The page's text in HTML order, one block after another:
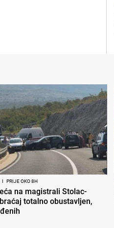
I PRIJE OKO 8H
na magistrali Stolac-
totalno obustavljen,